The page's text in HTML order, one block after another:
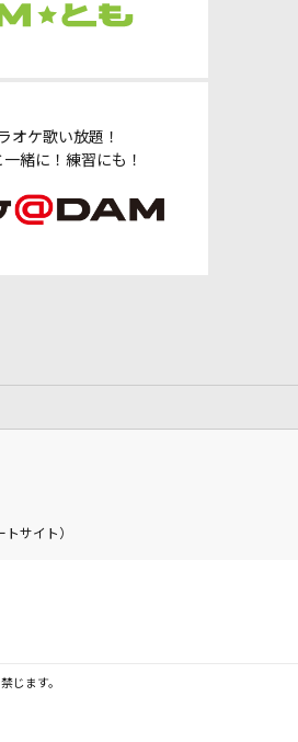
オケ歌い放題！
緒に！練習にも！
サイト）
じます。